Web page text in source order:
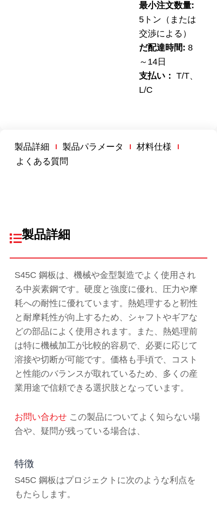
最小注文数量:
5トン（または
交渉による）
だ配達時間: 8
～14日
支払い： T/T、
L/C
製品詳細 製品パラメータ
材料仕様
よくある質問
製品詳細
S45C 鋼板は、機械や金型製造でよく使用され
る中炭素鋼です。硬度と強度に優れ、圧力や摩
耗への耐性に優れています。熱処理すると靭性
と耐摩耗性が向上するため、シャフトやギアな
どの部品によく使用されます。また、熱処理前
は特に機械加工が比較的容易で、必要に応じて
溶接や切断が可能です。価格も手頃で、コスト
と性能のバランスが取れているため、多くの産
業用途で信頼できる選択肢となっています。
お問い合わせ この製品についてよく知らない場
合や、疑問が残っている場合は、
特徴
S45C 鋼板はプロジェクトに次のような利点を
もたらします。